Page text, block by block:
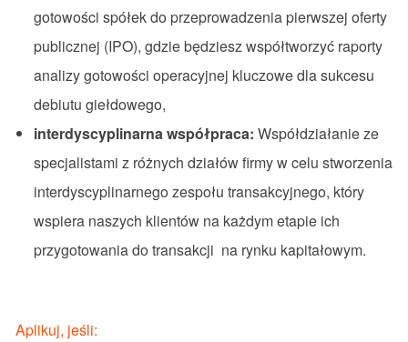
gotowości spółek do przeprowadzenia pierwszej oferty
publicznej (IPO), gdzie będziesz współtworzyć raporty
analizy gotowości operacyjnej kluczowe dla sukcesu
debiutu giełdowego,
interdyscyplinarna współpraca: Współdziałanie ze
specjalistami z różnych działów firmy w celu stworzenia
interdyscyplinarnego zespołu transakcyjnego, który
wspiera naszych klientów na każdym etapie ich
przygotowania do transakcji na rynku kapitałowym.
Aplikuj, jeśli: